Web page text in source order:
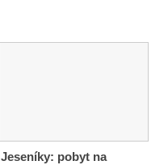
Jeseníky: pobyt na